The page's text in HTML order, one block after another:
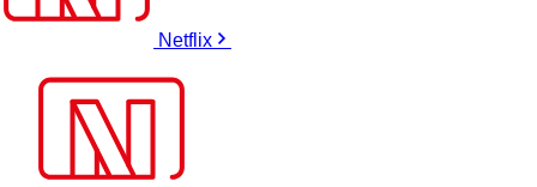
Netflix